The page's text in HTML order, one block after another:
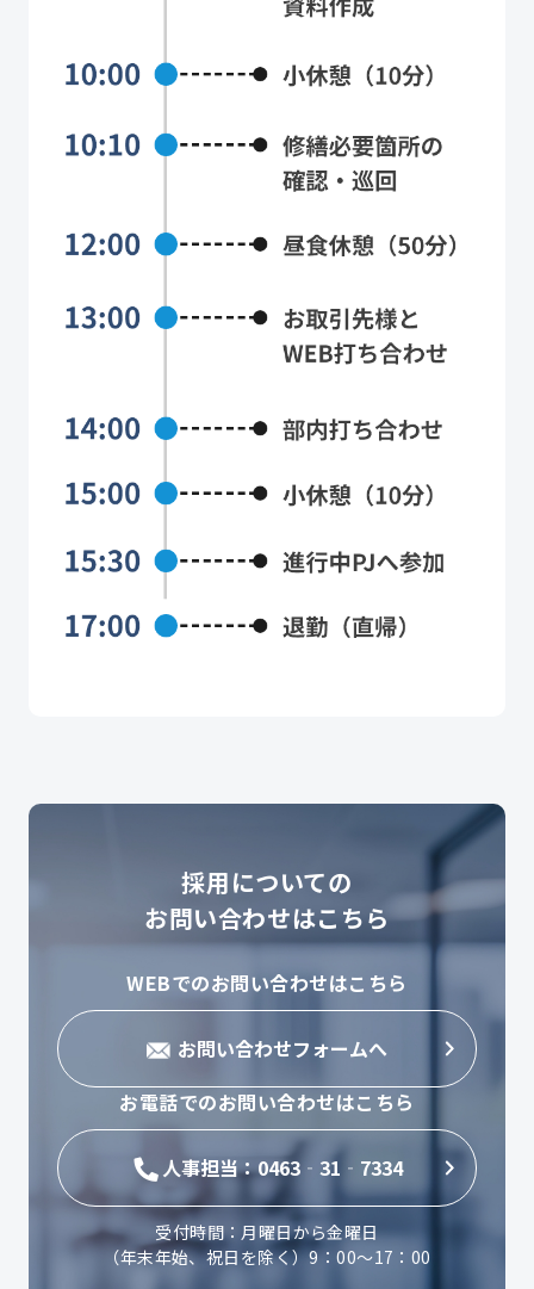
採用についての
お問い合わせはこちら
WEBでのお問い合わせはこちら
お問い合わせフォームへ
お電話でのお問い合わせはこちら
人事担当：0463‐31‐7334
受付時間：月曜日から金曜日
（年末年始、祝日を除く）9：00～17：00